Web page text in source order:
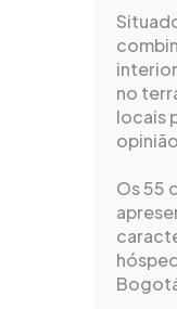
no
locais
Os 55